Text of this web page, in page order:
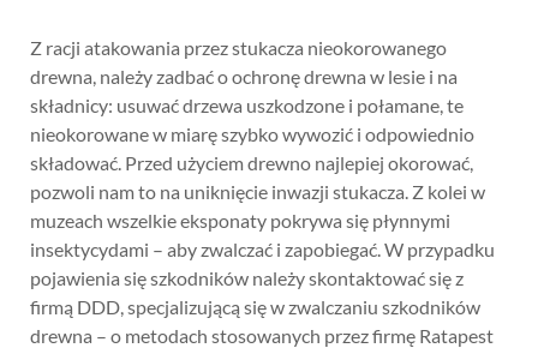
Z racji atakowania przez stukacza nieokorowanego
drewna, należy zadbać o ochronę drewna w lesie i na
składnicy: usuwać drzewa uszkodzone i połamane, te
nieokorowane w miarę szybko wywozić i odpowiednio
składować. Przed użyciem drewno najlepiej okorować,
pozwoli nam to na uniknięcie inwazji stukacza. Z kolei w
muzeach wszelkie eksponaty pokrywa się płynnymi
insektycydami – aby zwalczać i zapobiegać. W przypadku
pojawienia się szkodników należy skontaktować się z
firmą DDD, specjalizującą się w zwalczaniu szkodników
drewna – o metodach stosowanych przez firmę Ratapest